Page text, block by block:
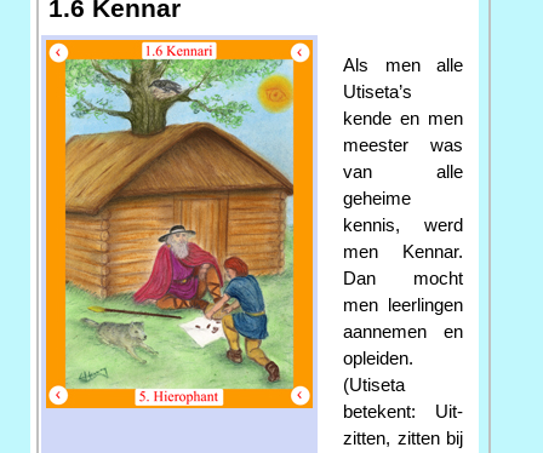
1.6 Kennar
Als men alle
Utiseta’s
kende en men
meester was
van alle
geheime
kennis, werd
men Kennar.
Dan mocht
men leerlingen
aannemen en
opleiden.
(Utiseta
betekent: Uit-
zitten, zitten bij